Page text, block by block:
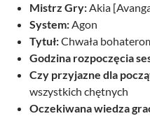
Mistrz Gry:Akia
System:Agon
Tytuł:Chwała
Godzina rozpoczęcia
Czy przyjazne dla
wszystkich chętnych
Oczekiwana wiedza